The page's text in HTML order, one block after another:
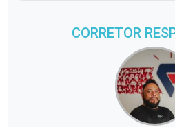
CORRETOR